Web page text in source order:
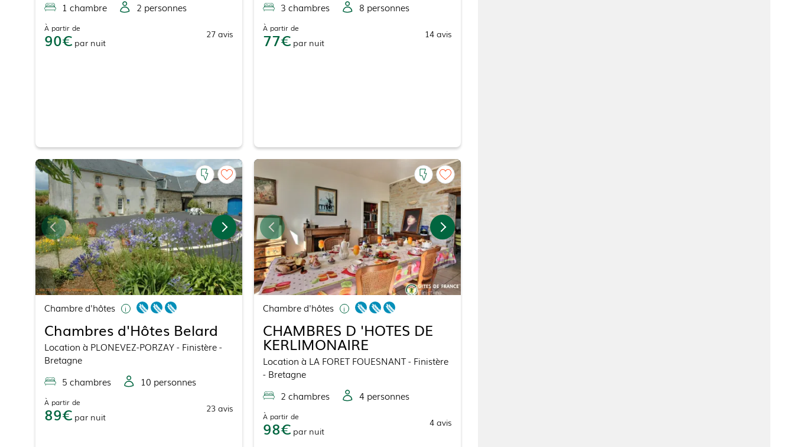
1 chambre 2 personnes
À partir de
90 par nuit
27avis
3 chambres 8 personnes
À partir de
77 par nuit
14avis
Chambre d'hôtes
Chambres d'Hôtes Belard
Location à PLONEVEZ-PORZAY- Finistère -
Bretagne
5 chambres 10 personnes
À partir de
89 par nuit
23avis
Chambre d'hôtes
CHAMBRES D 'HOTES DE
KERLIMONAIRE
Location à LA FORET FOUESNANT- Finistère
- Bretagne
2 chambres 4personnes
À partir de
98 par nuit
4avis